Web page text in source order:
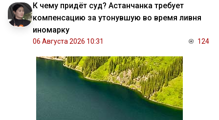
К чему придёт суд? Астанчанка требует
компенсацию за утонувшую во время ливня
иномарку
06 Августа 2026 10:31 124